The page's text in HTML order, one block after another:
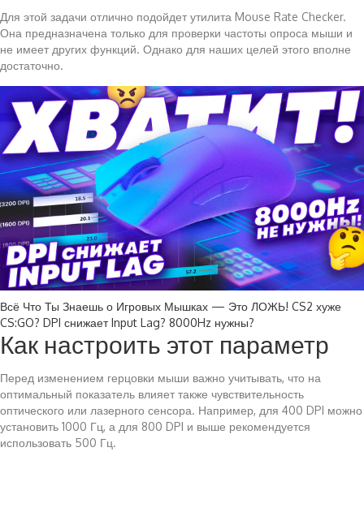
Для этой задачи отлично подойдет утилита Mouse Rate Checker.
Она предназначена только для проверки частоты опроса мыши и
не имеет других функций. Однако для наших целей этого вполне
достаточно.
Всё Что Ты Знаешь о Игровых Мышках — Это ЛОЖЬ! CS2 хуже
CS:GO? DPI снижает Input Lag? 8000Hz нужны?
Как настроить этот параметр
Перед изменением герцовки мыши важно учитывать, что на
оптимальный показатель влияет также чувствительность
оптического или лазерного сенсора. Например, для 400 DPI можно
установить 1000 Гц, а для 800 DPI и выше рекомендуется
использовать 500 Гц.